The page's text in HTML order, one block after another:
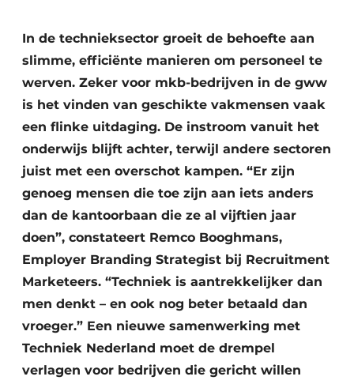
Duurzaamheid & Innovatie
Fundering
Kopen/Huren/Leasen
Sloop & Recycling
Machines & Materieel
In de technieksector groeit de behoefte aan
slimme, efficiënte manieren om personeel te
werven. Zeker voor mkb-bedrijven in de gww
is het vinden van geschikte vakmensen vaak
een flinke uitdaging. De instroom vanuit het
onderwijs blijft achter, terwijl andere sectoren
juist met een overschot kampen. “Er zijn
genoeg mensen die toe zijn aan iets anders
dan de kantoorbaan die ze al vijftien jaar
doen”, constateert Remco Booghmans,
Employer Branding Strategist bij Recruitment
Marketeers. “Techniek is aantrekkelijker dan
men denkt – en ook nog beter betaald dan
vroeger.” Een nieuwe samenwerking met
Techniek Nederland moet de drempel
verlagen voor bedrijven die gericht willen